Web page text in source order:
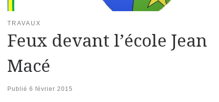
TRAVAUX
Feux devant l’école Jean
Macé
Publié 6 février 2015